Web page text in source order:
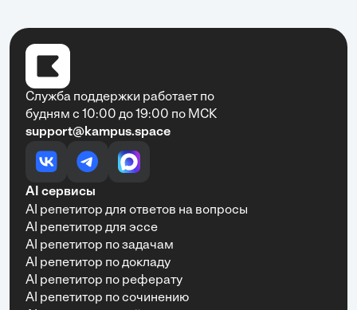
Служба поддержки работает по
будням с 10:00 до 19:00 по МСК
support@kampus.space
AI сервисы
AI репетитор для ответов на вопросы
AI репетитор для эссе
AI репетитор по задачам
AI репетитор по докладу
AI репетитор по реферату
AI репетитор по сочинению